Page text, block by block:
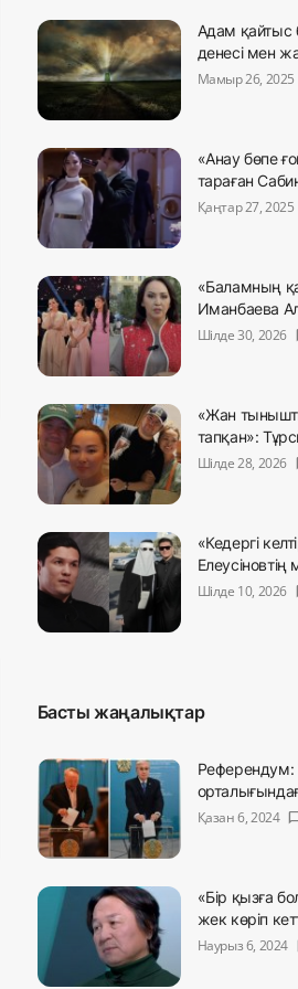
Адам қайтыс
денесі мен
Мамыр 26, 2025
«Анау бөпе
тараған
Қаңтар 27, 2025
«Баламның
Иманбаева
Шілде 30, 2026
«Жан
тапқан»:
Шілде 28, 2026
«Кедергі
Шілде 10, 2026
Басты жаңалықтар
Референдум:
Қазан 6, 2024
«Бір қызға
жек көріп
Наурыз 6, 2024